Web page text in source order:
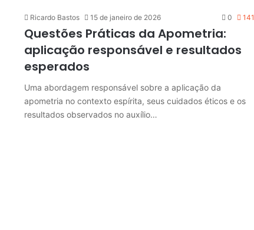
Ricardo Bastos 15 de janeiro de 2026 0 141
Questões Práticas da Apometria:
aplicação responsável e resultados
esperados
Uma abordagem responsável sobre a aplicação da
apometria no contexto espírita, seus cuidados éticos e os
resultados observados no auxílio…